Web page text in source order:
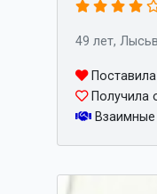
49 лет,
Получила